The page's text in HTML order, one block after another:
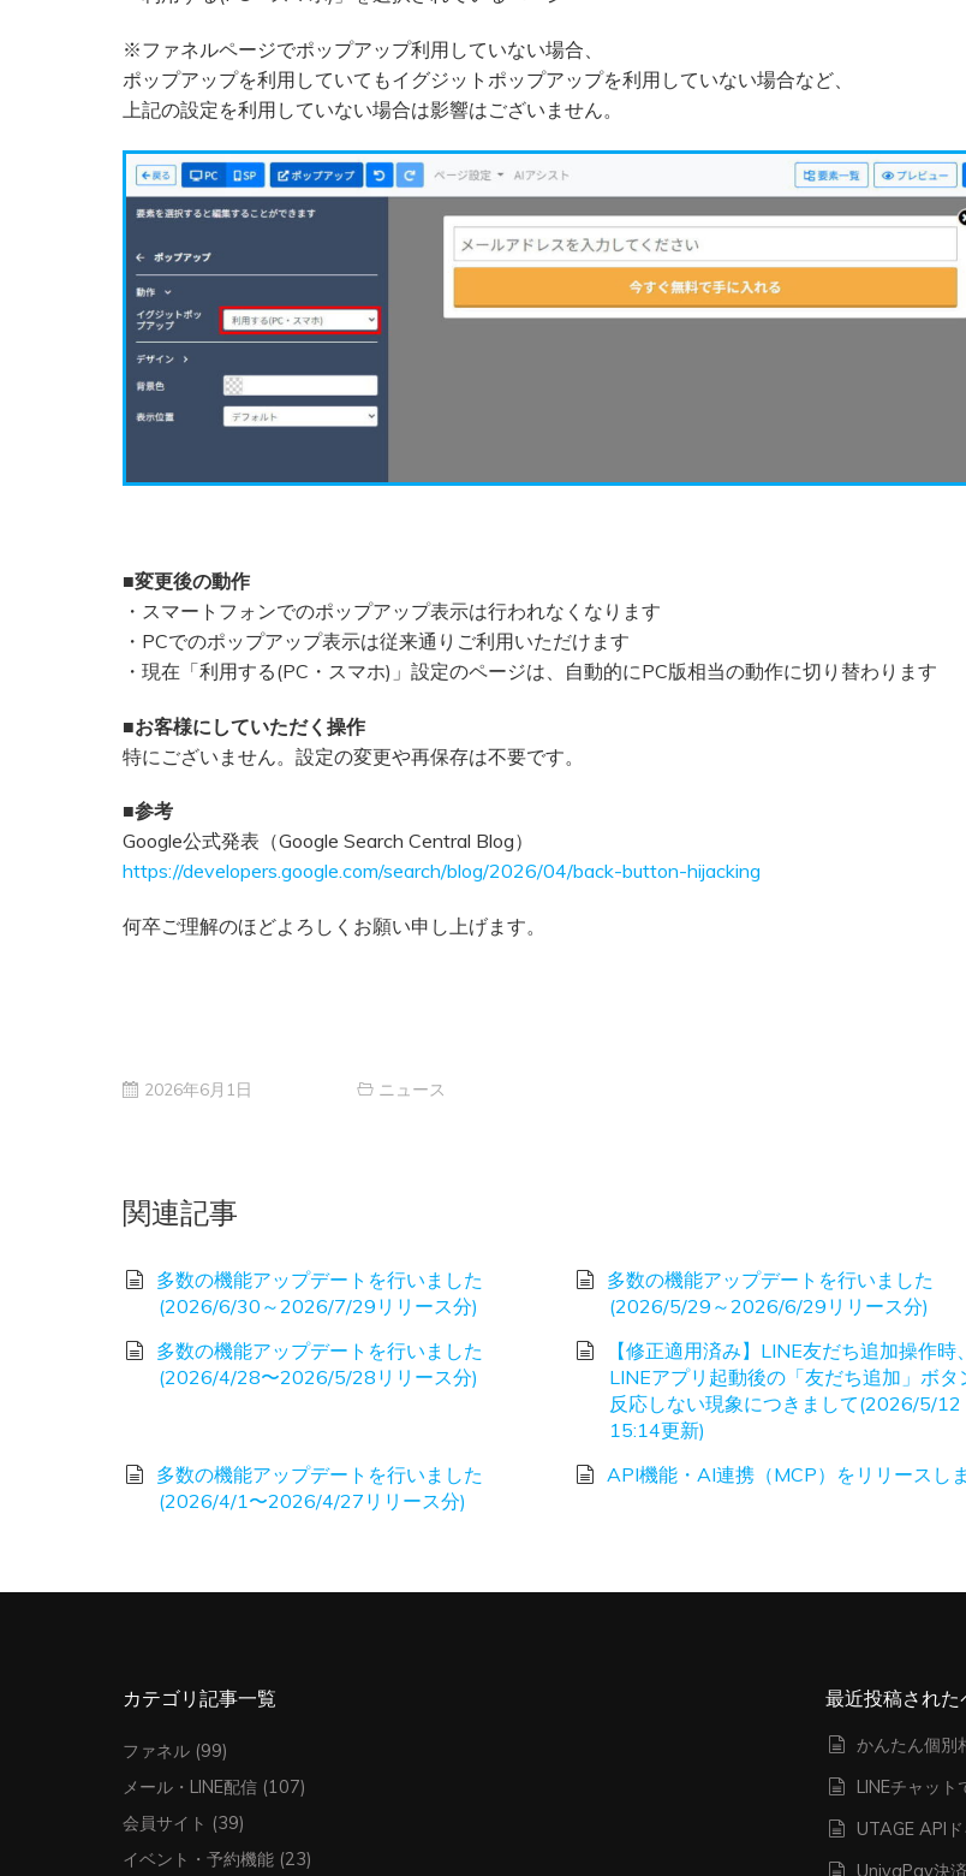
※ファネルページでポップアップ利用していない場合、
ポップアップを利用していてもイグジットポップアップを利用していない場合など、
上記の設定を利用していない場合は影響はございません。
■変更後の動作
・スマートフォンでのポップアップ表示は行われなくなります
・PCでのポップアップ表示は従来通りご利用いただけます
・現在「利用する(PC・スマホ)」設定のページは、自動的にPC版相当の動作に切り替わります
■お客様にしていただく操作
特にございません。設定の変更や再保存は不要です。
■参考
Google公式発表（Google Search Central Blog）
https://developers.google.com/search/blog/2026/04/back-button-hijacking
何卒ご理解のほどよろしくお願い申し上げます。
2026年6月1日 ニュース
関連記事
多数の機能アップデートを行いました
(2026/6/30～2026/7/29リリース分)
多数の機能アップデートを行いました
(2026/5/29～2026/6/29リリース分)
多数の機能アップデートを行いました
(2026/4/28〜2026/5/28リリース分)
【修正適用済み】LINE友だち追加操作時、
LINEアプリ起動後の「友だち追加」ボタ
反応しない現象につきまして(2026/5/12
15:14更新)
多数の機能アップデートを行いました
(2026/4/1〜2026/4/27リリース分)
API機能・AI連携（MCP）をリリースし
カテゴリ記事一覧
ファネル (99)
メール・LINE配信 (107)
会員サイト (39)
イベント・予約機能 (23)
最近投稿された
かんたん個別
LINEチャット
UTAGE API
UnivaPay決